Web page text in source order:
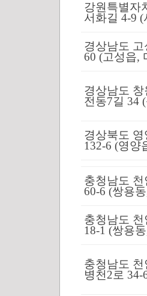
강원특별자
서화길 4-9
경상남도
60 (고성읍,
경상남도
전동7길 34
경상북도
132-6 (영양
충청남도 천
60-6 (쌍용
충청남도 천
18-1 (쌍용
충청남도 천
병천2로